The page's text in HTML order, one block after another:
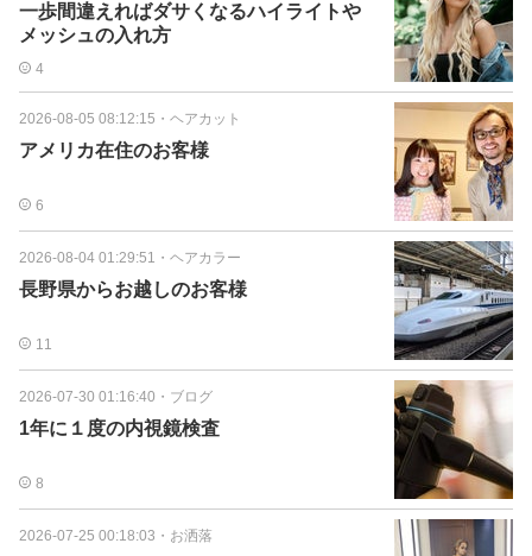
一歩間違えればダサくなるハイライトや
メッシュの入れ方
4
2026-08-05 08:12:15 ・ ヘアカット
アメリカ在住のお客様
6
2026-08-04 01:29:51 ・ ヘアカラー
長野県からお越しのお客様
11
2026-07-30 01:16:40 ・ ブログ
1年に１度の内視鏡検査
8
2026-07-25 00:18:03 ・ お洒落